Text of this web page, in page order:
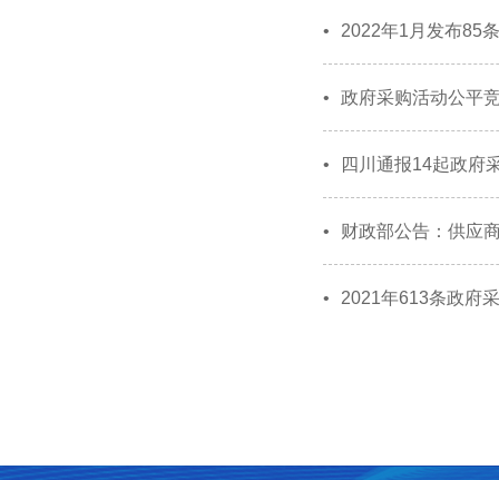
• 2022年1月发布85
• 政府采购活动公平
• 四川通报14起政府
• 财政部公告：供应
• 2021年613条政府